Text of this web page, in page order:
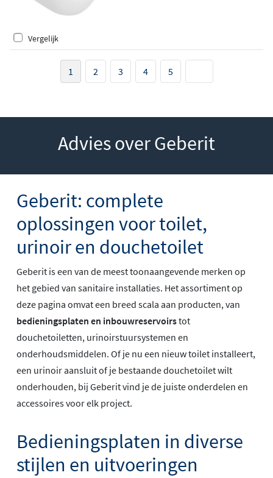
Vergelijk
1 2 3 4 5
Advies over Geberit
Geberit: complete
oplossingen voor toilet,
urinoir en douchetoilet
Geberit is een van de meest toonaangevende merken op
het gebied van sanitaire installaties. Het assortiment op
deze pagina omvat een breed scala aan producten, van
bedieningsplaten en inbouwreservoirstot
douchetoiletten, urinoirstuursystemen en
onderhoudsmiddelen. Of je nu een nieuw toilet installeert,
een urinoir aansluit of je bestaande douchetoilet wilt
onderhouden, bij Geberit vind je de juiste onderdelen en
accessoires voor elk project.
Bedieningsplaten in diverse
stijlen en uitvoeringen